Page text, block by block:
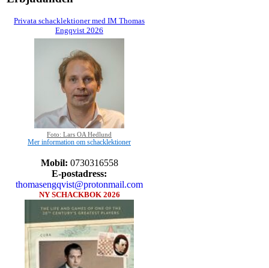
Privata schacklektioner med IM Thomas
Engqvist 2026
Foto: Lars OA Hedlund
Mer information om schacklektioner
Mobil: 0730316558
E-postadress:
thomasengqvist@protonmail.com
NY SCHACKBOK 2026